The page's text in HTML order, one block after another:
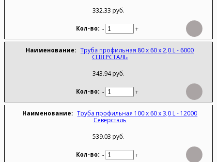
332.33 руб.
- +
Труба профильная 80 х 60 х 2,0 L - 6000
СЕВЕРСТАЛЬ
343.94 руб.
- +
Труба профильная 100 х 60 х 3,0 L - 12000
Северсталь
539.03 руб.
- +